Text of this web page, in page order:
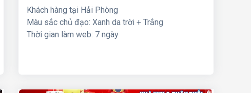
Khách hàng tại Hải Phòng
Màu sắc chủ đạo: Xanh da trời + Trắng
Thời gian làm web: 7 ngày